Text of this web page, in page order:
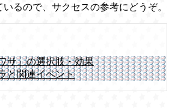
るので、サクセスの参考にどうぞ。
サ」の選択肢・効果
と関連イベント